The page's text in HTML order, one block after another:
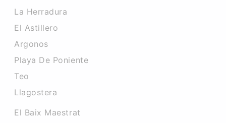
La Herradura
El Astillero
Argonos
Playa De Poniente
Teo
Llagostera
El Baix Maestrat